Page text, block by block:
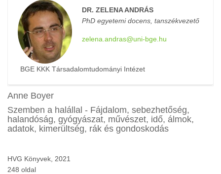
DR. ZELENA ANDRÁS
PhD egyetemi docens, tanszékvezető
zelena.andras@uni-bge.hu
BGE KKK Társadalomtudományi Intézet
Anne Boyer
Szemben a halállal - Fájdalom, sebezhetőség,
halandóság, gyógyászat, művészet, idő, álmok,
adatok, kimerültség, rák és gondoskodás
HVG Könyvek, 2021
248 oldal